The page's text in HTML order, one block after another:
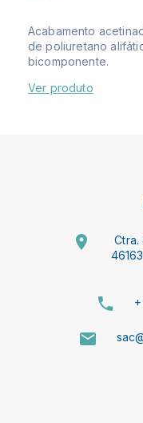
Acabamento
de poliuretano
bicomponente.
Ver produto
Ctra.